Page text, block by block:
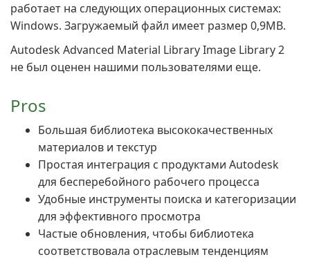
работает на следующих операционных системах:
Windows. Загружаемый файл имеет размер 0,9MB.
Autodesk Advanced Material Library Image Library 2
не был оценен нашими пользователями еще.
Pros
Большая библиотека высококачественных
материалов и текстур
Простая интеграция с продуктами Autodesk
для бесперебойного рабочего процесса
Удобные инструменты поиска и категоризации
для эффективного просмотра
Частые обновления, чтобы библиотека
соответствовала отраслевым тенденциям